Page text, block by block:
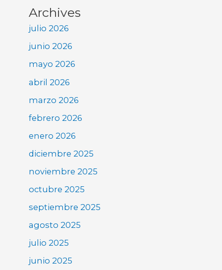
Archives
julio 2026
junio 2026
mayo 2026
abril 2026
marzo 2026
febrero 2026
enero 2026
diciembre 2025
noviembre 2025
octubre 2025
septiembre 2025
agosto 2025
julio 2025
junio 2025